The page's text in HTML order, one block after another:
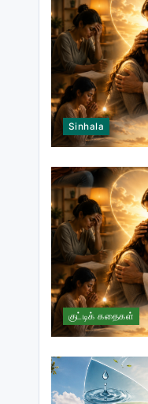
நான் ஒரு
இலங்கை
ஆட்சி கவிழ்ப்பு
பலவான்
Sinhala
குட்டிக் கதைகள்